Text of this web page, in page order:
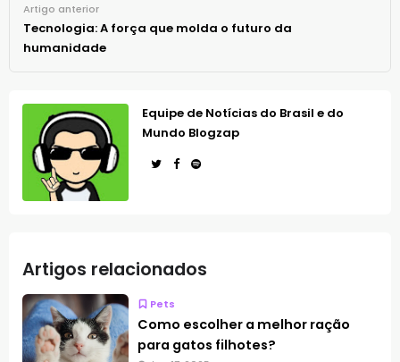
Artigo anterior
Tecnologia: A força que molda o futuro da
humanidade
Equipe de Notícias do Brasil e do
Mundo Blogzap
Artigos relacionados
Pets
Como escolher a melhor ração
para gatos filhotes?